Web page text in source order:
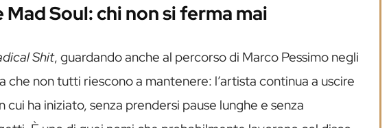
Mad Soul: chi non si ferma mai
Shit, guardando anche al percorso di Marco Pessimo negli
che non tutti riescono a mantenere: l’artista continua a uscire
cui ha iniziato, senza prendersi pause lunghe e senza